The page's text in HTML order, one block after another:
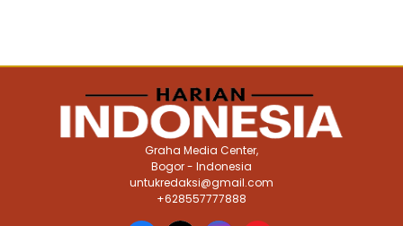
Graha Media Center,
Bogor - Indonesia
untukredaksi@gmail.com
+628557777888